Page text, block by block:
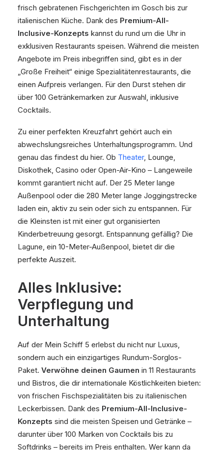
frisch gebratenen Fischgerichten im Gosch bis zur
italienischen Küche. Dank des Premium-All-
Inclusive-Konzepts kannst du rund um die Uhr in
exklusiven Restaurants speisen. Während die meisten
Angebote im Preis inbegriffen sind, gibt es in der
„Große Freiheit“ einige Spezialitätenrestaurants, die
einen Aufpreis verlangen. Für den Durst stehen dir
über 100 Getränkemarken zur Auswahl, inklusive
Cocktails.
Zu einer perfekten Kreuzfahrt gehört auch ein
abwechslungsreiches Unterhaltungsprogramm. Und
genau das findest du hier. Ob Theater, Lounge,
Diskothek, Casino oder Open-Air-Kino – Langeweile
kommt garantiert nicht auf. Der 25 Meter lange
Außenpool oder die 280 Meter lange Joggingstrecke
laden ein, aktiv zu sein oder sich zu entspannen. Für
die Kleinsten ist mit einer gut organisierten
Kinderbetreuung gesorgt. Entspannung gefällig? Die
Lagune, ein 10-Meter-Außenpool, bietet dir die
perfekte Auszeit.
Alles Inklusive:
Verpflegung und
Unterhaltung
Auf der Mein Schiff 5 erlebst du nicht nur Luxus,
sondern auch ein einzigartiges Rundum-Sorglos-
Paket. Verwöhne deinen Gaumen in 11 Restaurants
und Bistros, die dir internationale Köstlichkeiten bieten:
von frischen Fischspezialitäten bis zu italienischen
Leckerbissen. Dank des Premium-All-Inclusive-
Konzepts sind die meisten Speisen und Getränke –
darunter über 100 Marken von Cocktails bis zu
Softdrinks – bereits im Preis enthalten. Wer kann da